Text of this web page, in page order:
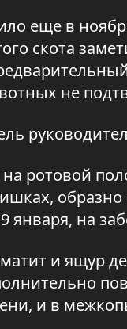
еще в
скота
не
ротовой
января, на
и ящур
и в